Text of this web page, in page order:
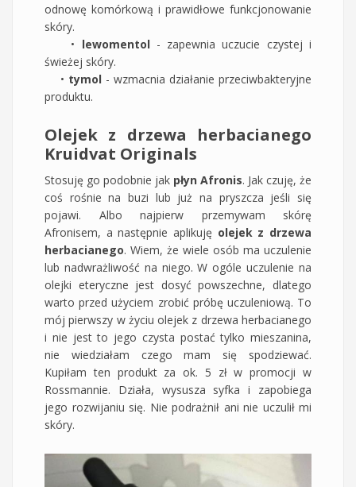
odnowę komórkową i prawidłowe funkcjonowanie
skóry.
• lewomentol - zapewnia uczucie czystej i
świeżej skóry.
• tymol - wzmacnia działanie przeciwbakteryjne
produktu.
Olejek z drzewa herbacianego
Kruidvat Originals
Stosuję go podobnie jak płyn Afronis. Jak czuję, że
coś rośnie na buzi lub już na pryszcza jeśli się
pojawi. Albo najpierw przemywam skórę
Afronisem, a następnie aplikuję olejek z drzewa
herbacianego. Wiem, że wiele osób ma uczulenie
lub nadwrażliwość na niego. W ogóle uczulenie na
olejki eteryczne jest dosyć powszechne, dlatego
warto przed użyciem zrobić próbę uczuleniową. To
mój pierwszy w życiu olejek z drzewa herbacianego
i nie jest to jego czysta postać tylko mieszanina,
nie wiedziałam czego mam się spodziewać.
Kupiłam ten produkt za ok. 5 zł w promocji w
Rossmannie. Działa, wysusza syfka i zapobiega
jego rozwijaniu się. Nie podrażnił ani nie uczulił mi
skóry.